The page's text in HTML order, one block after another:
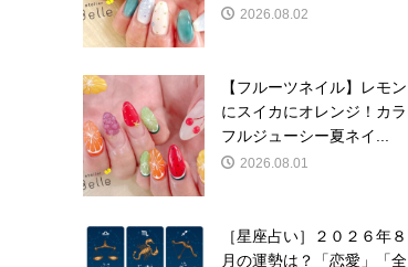
2026.08.02
【フルーツネイル】レモン
にスイカにオレンジ！カラ
フルジューシー夏ネイ...
2026.08.01
［星座占い］２０２６年８
月の運勢は？「恋愛」「全